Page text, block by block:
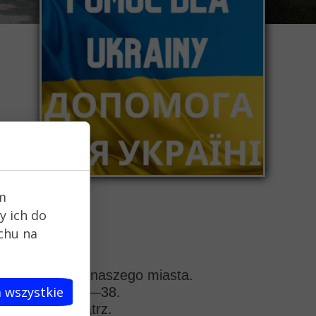
przybyli do naszego miasta.
35—38.
na zewnątrz.
ich do
na
wszystkie